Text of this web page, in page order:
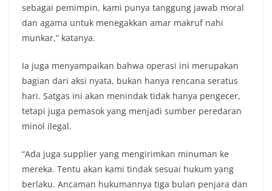
sebagai pemimpin, kami punya tanggung jawab moral
dan agama untuk menegakkan amar makruf nahi
munkar,” katanya.
Ia juga menyampaikan bahwa operasi ini merupakan
bagian dari aksi nyata, bukan hanya rencana seratus
hari. Satgas ini akan menindak tidak hanya pengecer,
tetapi juga pemasok yang menjadi sumber peredaran
minol ilegal.
“Ada juga supplier yang mengirimkan minuman ke
mereka. Tentu akan kami tindak sesuai hukum yang
berlaku. Ancaman hukumannya tiga bulan penjara dan